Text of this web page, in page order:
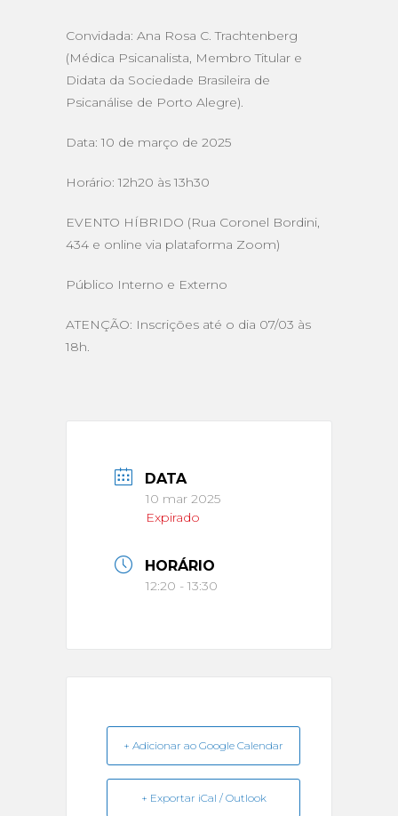
Convidada: Ana Rosa C. Trachtenberg
(Médica Psicanalista, Membro Titular e
Didata da Sociedade Brasileira de
Psicanálise de Porto Alegre).
Data: 10 de março de 2025
Horário: 12h20 às 13h30
EVENTO HÍBRIDO (Rua Coronel Bordini,
434 e online via plataforma Zoom)
Público Interno e Externo
ATENÇÃO: Inscrições até o dia 07/03 às
18h.
DATA
10 mar 2025
Expirado
HORÁRIO
12:20 - 13:30
+ Adicionar ao Google Calendar
+ Exportar iCal / Outlook